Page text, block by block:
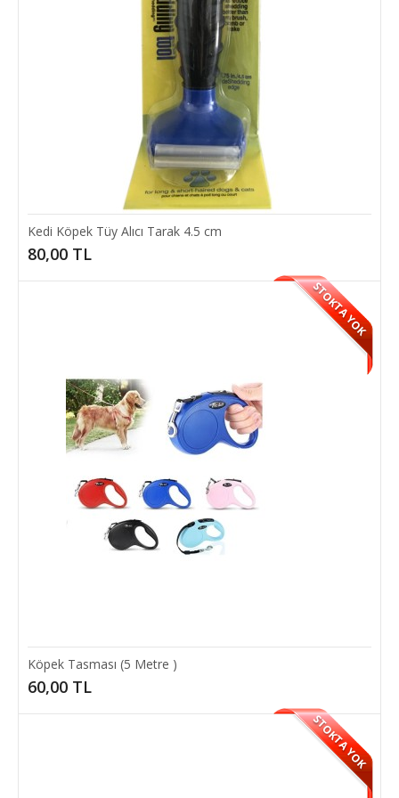
Kedi Köpek Tüy Alıcı Tarak
Kedi Köpek Tüy Alıcı Furminatör Can dostlarımızın tüylerinin sağlıklı
uzaması sağlıkla parlaması içi..
80,00 TL
SEPETE EKLE
Kedi Köpek Tüy Alıcı Tarak 4.5 cm
80,00 TL
Köpek Tasması (5 Metre )
STOKTA YOK
60,00 TL
STOKTA YOK